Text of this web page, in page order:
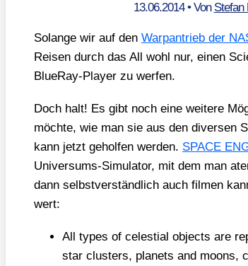
13.06.2014• Von Stefan
Solan­ge wir auf den Warp­an­trieb der
Rei­sen durch das All wohl nur, einen
BlueR­ay-Play­er zu wer­fen.
Doch halt! Es gibt noch eine wei­te­re
möch­te, wie man sie aus den diver­sen
kann jetzt gehol­fen wer­den. SPACE
Uni­ver­sums-Simu­la­tor, mit dem man
dann selbst­ver­ständ­lich auch fil­men
wert:
All types of celes­ti­al objects are
star clus­ters, pla­nets and moons,